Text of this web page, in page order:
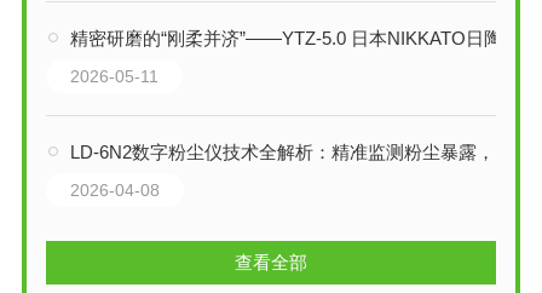
精密研磨的“刚柔并济”——YTZ-5.0 日本NIKKATO日陶氧化锆球技术解析
2026-05-11
LD-6N2数字粉尘仪技术全解析：精准监测粉尘暴露，护航职业健康
2026-04-08
查看全部